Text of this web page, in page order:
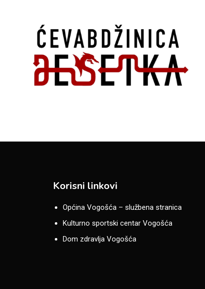
Korisni linkovi
Općina Vogošća – službena stranica
Kulturno sportski centar Vogošća
Dom zdravlja Vogošća